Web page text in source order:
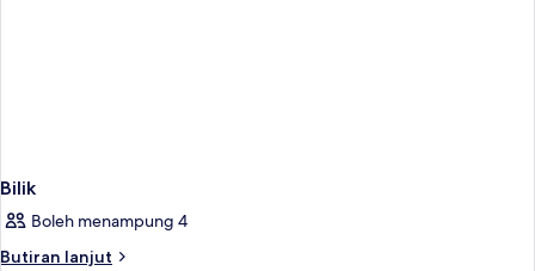
Bilik
Boleh menampung 4
Butiran lanjut
Butiran